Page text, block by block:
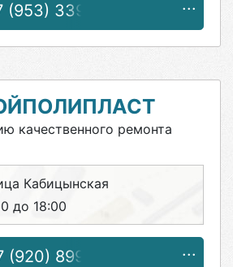
(953) 339-07-42
качественного ремонта
Кабицынская
до 18:00
(920) 899-42-42